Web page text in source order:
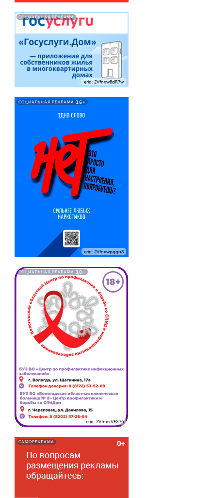
СОЦИАЛЬНАЯ РЕКЛАМА
erid: 2Vfnxw8dR7w
СОЦИАЛЬНАЯ РЕКЛАМА 16+
erid: 2Vfnxwpgqn8
СОЦИАЛЬНАЯ РЕКЛАМА 18+
erid: 2VfnxxVEX76
САМОРЕКЛАМА